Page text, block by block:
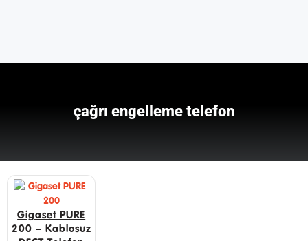
çağrı engelleme telefon
Gigaset PURE
200 – Kablosuz